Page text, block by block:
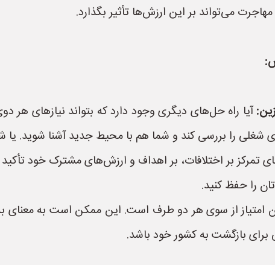
می‌تواند بر این ارزش‌ها تأثیر بگذارد.
آیا راه حل‌های دیگری وجود دارد که بتواند نیازهای هر
شغلی را بررسی کند و شما هم با محیط جدید آشنا شوید. یا
تمرکز بر اختلافات، بر اهداف و ارزش‌های مشترک خود
را حفظ کنید.
امتیاز از سوی هر دو طرف است. این ممکن است به معنای
برای بازگشت به کشور خود باشد.